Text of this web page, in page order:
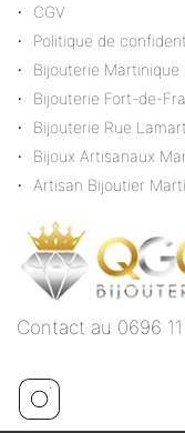
CGV
Politique de
Bijouterie Martinique
Bijouterie Fort-de-
Bijouterie Rue
Bijoux Artisanaux
Artisan Bijoutier
Contact au 0696